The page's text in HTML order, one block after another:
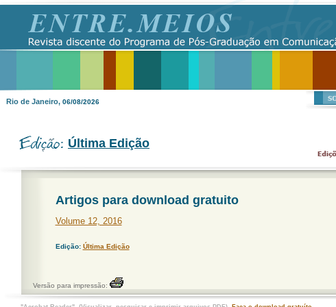
Rio de Janeiro, 06/08/2026
Última Edição
Artigos para download gratuito
Volume 12, 2016
Edição: Última Edição
Versão para impressão: